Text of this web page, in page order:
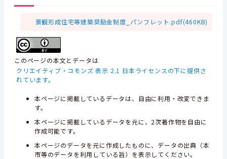
景観形成住宅等建築奨励金制度_パンフレット.pdf(460KB)
このページの本文とデータは
クリエイティブ・コモンズ 表示 2.1 日本ライセンスの下に提供さ
れています。
本ページに掲載しているデータは、自由に利用・改変できま
す。
本ページに掲載しているデータを元に、2次著作物を自由に
作成可能です。
本ページのデータを元に作成したものに、データの出典（本
市等のデータを利用している旨）を表示してください。